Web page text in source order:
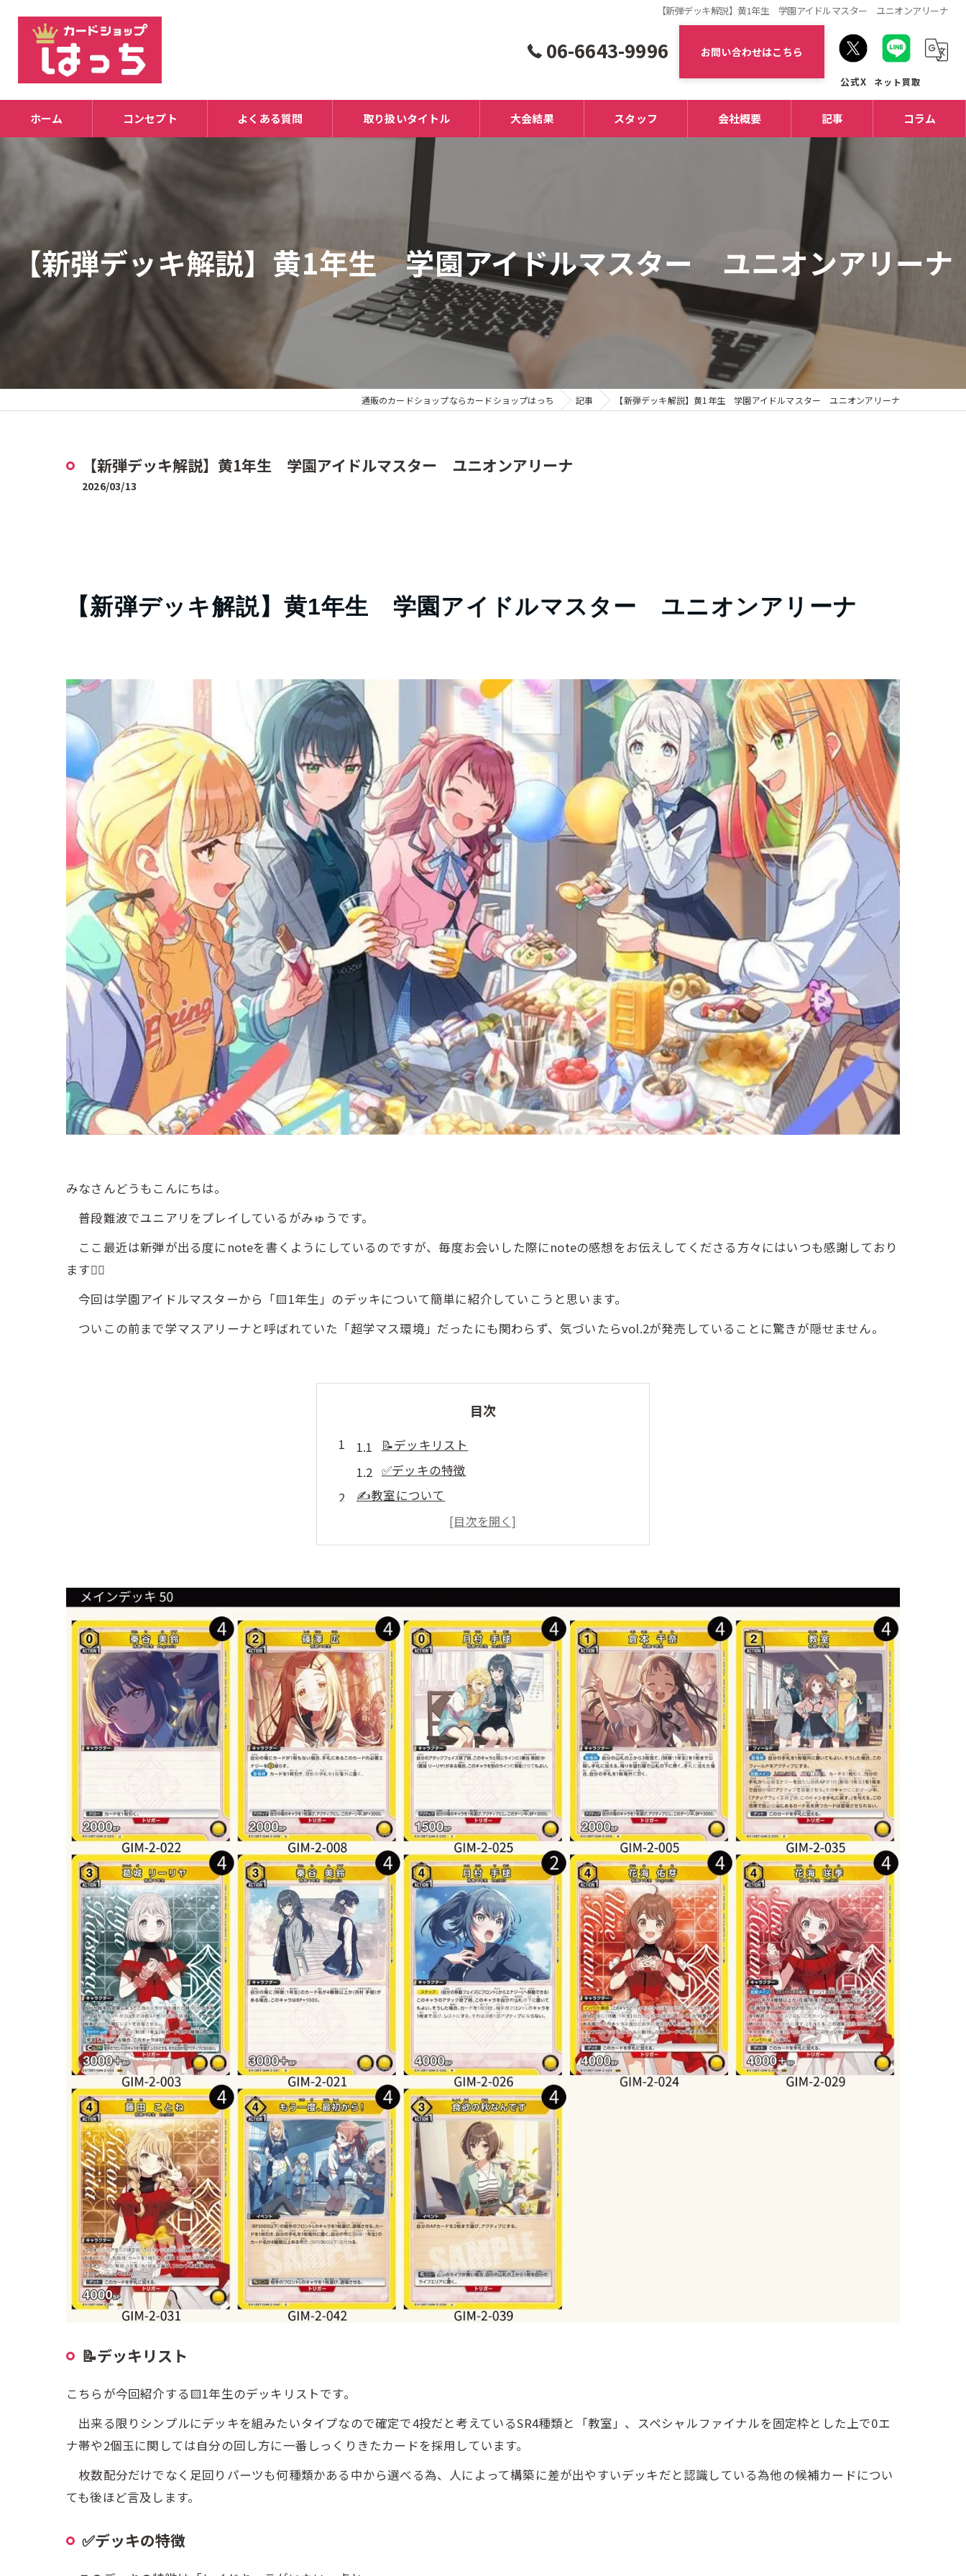
【新弾デッキ解説】黄1年生 学園アイドルマスター ユニオンアリーナ
06-6643-9996 お問い合わせはこちら
ホーム コンセプト よくある質問 取り扱いタイトル 大会結果 スタッフ 会社概要 記事 コラム
【新弾デッキ解説】黄1年生 学園アイドルマスター ユニオンアリーナ
通販のカードショップならカードショップはっち 記事 【新弾デッキ解説】黄1年生 学園アイドルマスター ユニオンアリーナ
【新弾デッキ解説】黄1年生 学園アイドルマスター ユニオンアリーナ
2026/03/13
【新弾デッキ解説】黄1年生 学園アイドルマスター ユニオンアリーナ
みなさんどうもこんにちは。
普段難波でユニアリをプレイしているがみゅうです。
ここ最近は新弾が出る度にnoteを書くようにしているのですが、毎度お会いした際にnoteの感想をお伝えしてくださる方々にはいつも感謝しており
ます🙇‍♂️
今回は学園アイドルマスターから「🟨1年生」のデッキについて簡単に紹介していこうと思います。
ついこの前まで学マスアリーナと呼ばれていた「超学マス環境」だったにも関わらず、気づいたらvol.2が発売していることに驚きが隠せません。
目次
📝デッキリスト
✅デッキの特徴
✍️教室について
✍️「SRリーリヤ」について
🔄デッキの回し方について
📝デッキリスト
こちらが今回紹介する🟨1年生のデッキリストです。
出来る限りシンプルにデッキを組みたいタイプなので確定で4投だと考えているSR4種類と「教室」、スペシャルファイナルを固定枠とした上で0エ
ナ帯や2個玉に関しては自分の回し方に一番しっくりきたカードを採用しています。
枚数配分だけでなく足回りパーツも何種類かある中から選べる為、人によって構築に差が出やすいデッキだと認識している為他の候補カードについ
ても後ほど言及します。
✅デッキの特徴